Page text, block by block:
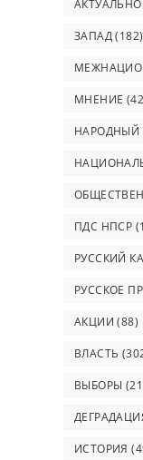
ЗАПАД(182)
МНЕНИЕ
НАРОДНЫЙ
ПДС НПСР
РУССКИЙ
РУССКОЕ
АКЦИИ (88)
ВЛАСТЬ
ВЫБОРЫ
ИСТОРИЯ